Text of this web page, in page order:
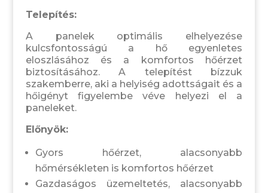
Telepítés:
A panelek optimális elhelyezése
kulcsfontosságú a hő egyenletes
eloszlásához és a komfortos hőérzet
biztosításához. A telepítést bízzuk
szakemberre, aki a helyiség adottságait és a
hőigényt figyelembe véve helyezi el a
paneleket.
Előnyök:
Gyors hőérzet, alacsonyabb
hőmérsékleten is komfortos hőérzet
Gazdaságos üzemeltetés, alacsonyabb